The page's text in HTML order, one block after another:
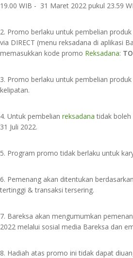
19.00 WIB - 31 Maret 2022 pukul 23.59
2. Promo berlaku untuk pembelian produk
via DIRECT (menu reksadana di aplikasi
memasukkan kode promo Reksadana:
3. Promo berlaku untuk pembelian produk
kelipatan.⁣
4. Untuk pembelian reksadanatidak boleh
31 Juli 2022.⁣
5. Program promo tidak berlaku untuk
6. Pemenang akan ditentukan
tertinggi & transaksi tersering. ⁣
7. Bareksa akan mengumumkan
2022 melalui sosial media Bareksa dan
8. Hadiah atas promo ini tidak dapat